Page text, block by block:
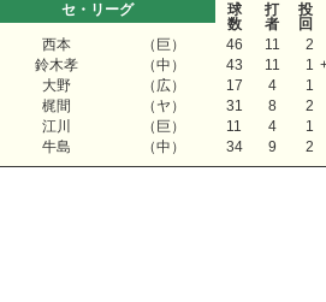
セ・リーグ
球
数
打
者
投
回
西本 （巨） 46 11
2
鈴木孝
（中） 43 11 1
大野
（広） 17 4
1
梶間
（ヤ） 31 8
2
江川
（巨） 11 4
1
牛島
（中） 34 9 2